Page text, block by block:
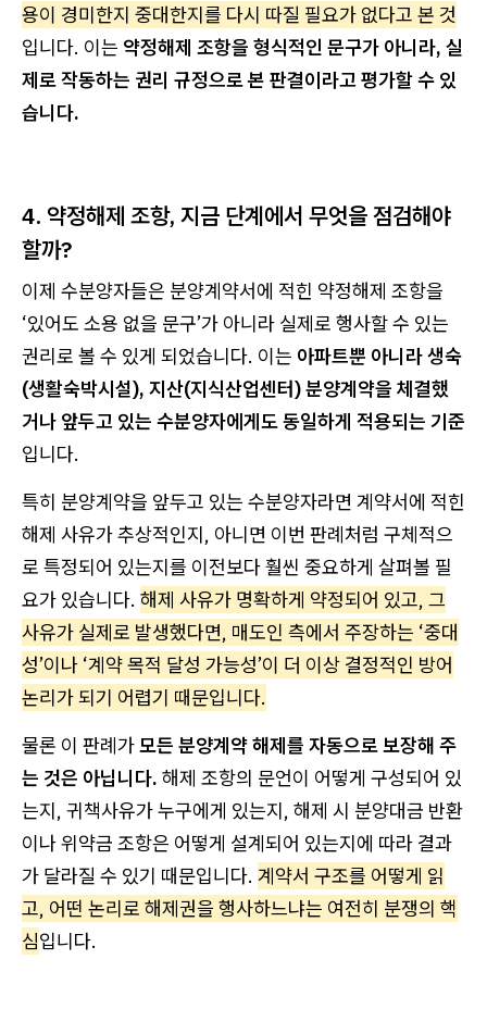
용이 경미한지 중대한지를 다시 따질 필요가 없다고 본 것
입니다. 이는 약정해제 조항을 형식적인 문구가 아니라, 실
제로 작동하는 권리 규정으로 본 판결이라고 평가할 수 있
습니다.
4. 약정해제 조항, 지금 단계에서 무엇을 점검해야
할까?
이제 수분양자들은 분양계약서에 적힌 약정해제 조항을
‘있어도 소용 없을 문구’가 아니라 실제로 행사할 수 있는
권리로 볼 수 있게 되었습니다. 이는 아파트뿐 아니라 생숙
(생활숙박시설), 지산(지식산업센터) 분양계약을 체결했
거나 앞두고 있는 수분양자에게도 동일하게 적용되는 기준
입니다.
특히 분양계약을 앞두고 있는 수분양자라면 계약서에 적힌
해제 사유가 추상적인지, 아니면 이번 판례처럼 구체적으
로 특정되어 있는지를 이전보다 훨씬 중요하게 살펴볼 필
요가 있습니다. 해제 사유가 명확하게 약정되어 있고, 그
사유가 실제로 발생했다면, 매도인 측에서 주장하는 ‘중대
성’이나 ‘계약 목적 달성 가능성’이 더 이상 결정적인 방어
논리가 되기 어렵기 때문입니다.
물론 이 판례가모든 분양계약 해제를 자동으로 보장해 주
는 것은 아닙니다. 해제 조항의 문언이 어떻게 구성되어 있
는지, 귀책사유가 누구에게 있는지, 해제 시 분양대금 반환
이나 위약금 조항은 어떻게 설계되어 있는지에 따라 결과
가 달라질 수 있기 때문입니다. 계약서 구조를 어떻게 읽
고, 어떤 논리로 해제권을 행사하느냐는 여전히 분쟁의 핵
심입니다.